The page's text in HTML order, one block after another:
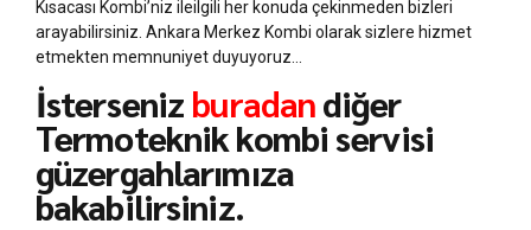
Kısacası Kombi’niz ileilgili her konuda çekinmeden bizleri
arayabilirsiniz. Ankara Merkez Kombi olarak sizlere hizmet
etmekten memnuniyet duyuyoruz…
İsterseniz buradandiğer
Termoteknik kombi servisi
güzergahlarımıza
bakabilirsiniz.